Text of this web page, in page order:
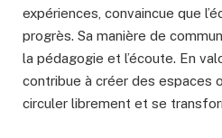
expériences, convaincue que
progrès. Sa manière de
la pédagogie et l’écoute. En
contribue à créer des espaces
circuler librement et se